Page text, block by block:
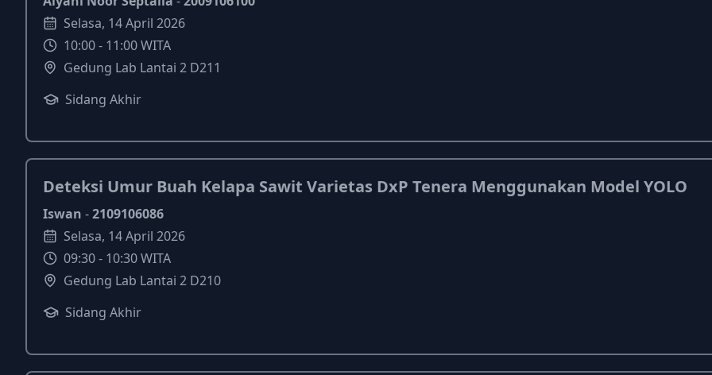
Selasa, 14April 2026
10:00- 11:00WITA
Gedung Lab Lantai 2 D211
Sidang Akhir
Deteksi Umur Buah Kelapa Sawit Varietas DxP Tenera Menggunakan Model YOLO
Iswan -2109106086
Selasa, 14April 2026
09:30- 10:30WITA
Gedung Lab Lantai 2 D210
Sidang Akhir